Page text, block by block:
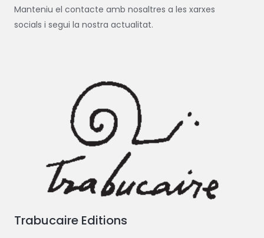
Manteniu el contacte amb nosaltres a les xarxes
socials i segui la nostra actualitat.
Trabucaire Editions